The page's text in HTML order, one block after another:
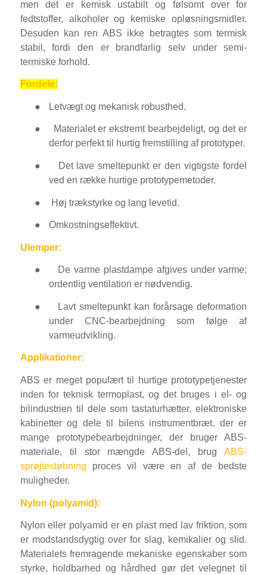
men det er kemisk ustabilt og følsomt over for
fedtstoffer, alkoholer og kemiske opløsningsmidler.
Desuden kan ren ABS ikke betragtes som termisk
stabil, fordi den er brandfarlig selv under semi-
termiske forhold.
Fordele:
● Letvægt og mekanisk robusthed.
●
Materialet er ekstremt bearbejdeligt, og det er
derfor perfekt til hurtig fremstilling af prototyper.
●
Det lave smeltepunkt er den vigtigste fordel
ved en række hurtige prototypemetoder.
● Høj trækstyrke og lang levetid.
● Omkostningseffektivt.
Ulemper:
●
De varme plastdampe afgives under varme;
ordentlig ventilation er nødvendig.
●
Lavt smeltepunkt kan forårsage deformation
under CNC-bearbejdning som følge af
varmeudvikling.
Applikationer:
ABS er meget populært til hurtige prototypetjenester
inden for teknisk termoplast, og det bruges i el- og
bilindustrien til dele som tastaturhætter, elektroniske
kabinetter og dele til bilens instrumentbræt. der er
mange prototypebearbejdninger, der bruger ABS-
materiale, til stor mængde ABS-del, brugABS-
sprøjtestøbning proces vil være en af de bedste
muligheder.
Nylon (polyamid):
Nylon eller polyamid er en plast med lav friktion, som
er modstandsdygtig over for slag, kemikalier og slid.
Materialets fremragende mekaniske egenskaber som
styrke, holdbarhed og hårdhed gør det velegnet til